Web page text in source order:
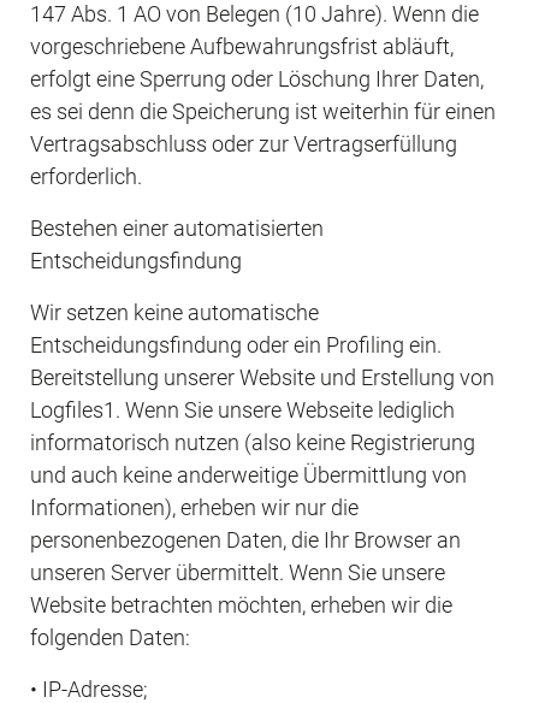
147 Abs. 1 AO von Belegen (10 Jahre). Wenn die
vorgeschriebene Aufbewahrungsfrist abläuft,
erfolgt eine Sperrung oder Löschung Ihrer Daten,
es sei denn die Speicherung ist weiterhin für einen
Vertragsabschluss oder zur Vertragserfüllung
erforderlich.
Bestehen einer automatisierten
Entscheidungsfindung
Wir setzen keine automatische
Entscheidungsfindung oder ein Profiling ein.
Bereitstellung unserer Website und Erstellung von
Logfiles1. Wenn Sie unsere Webseite lediglich
informatorisch nutzen (also keine Registrierung
und auch keine anderweitige Übermittlung von
Informationen), erheben wir nur die
personenbezogenen Daten, die Ihr Browser an
unseren Server übermittelt. Wenn Sie unsere
Website betrachten möchten, erheben wir die
folgenden Daten:
• IP-Adresse;